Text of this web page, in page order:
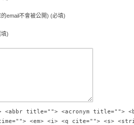
email不會被公開) (必填)
)
title=""> <acronym title="">
<em> <i> <q cite=""> <s>